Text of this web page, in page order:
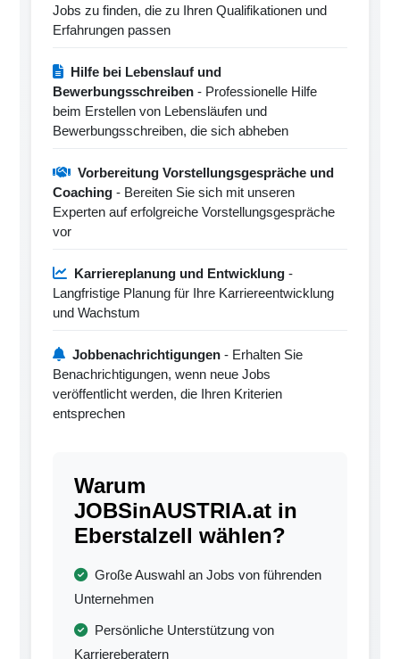
Jobs zu finden, die zu Ihren Qualifikationen und
Erfahrungen passen
Hilfe bei Lebenslauf und
Bewerbungsschreiben - Professionelle Hilfe
beim Erstellen von Lebensläufen und
Bewerbungsschreiben, die sich abheben
Vorbereitung Vorstellungsgespräche und
Coaching - Bereiten Sie sich mit unseren
Experten auf erfolgreiche Vorstellungsgespräche
vor
Karriereplanung und Entwicklung -
Langfristige Planung für Ihre Karriereentwicklung
und Wachstum
Jobbenachrichtigungen - Erhalten Sie
Benachrichtigungen, wenn neue Jobs
veröffentlicht werden, die Ihren Kriterien
entsprechen
Warum
JOBSinAUSTRIA.at in
Eberstalzell wählen?
Große Auswahl an Jobs von führenden
Unternehmen
Persönliche Unterstützung von
Karriereberatern